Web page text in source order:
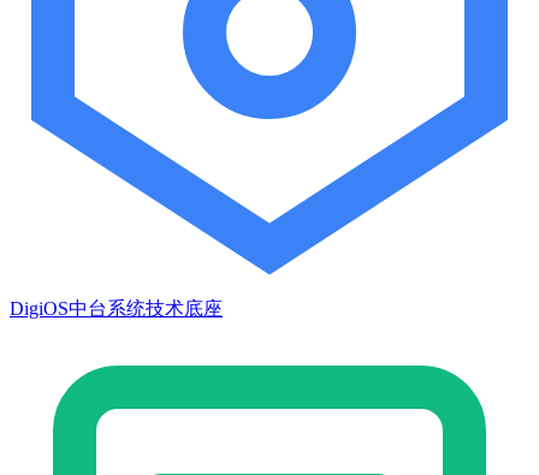
DigiOS中台系统技术底座